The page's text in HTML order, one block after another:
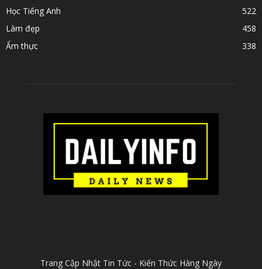
Học Tiếng Anh
522
Làm đẹp
458
Ẩm thực
338
Trang Cập Nhật Tin Tức - Kiến Thức Hàng Ngày